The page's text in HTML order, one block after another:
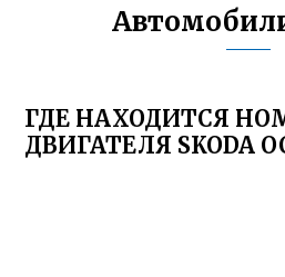
ГДЕ НАХОДИТСЯ
ДВИГАТЕЛЯ SKODA